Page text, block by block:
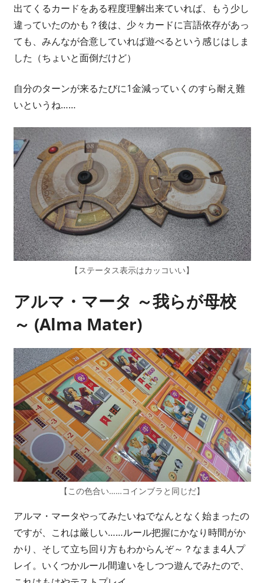
出てくるカードをある程度理解出来ていれば、もう少し
違っていたのかも？後は、少々カードに言語依存があっ
ても、みんなが合意していれば遊べるという感じはしま
した（ちょいと面倒だけど）
自分のターンが来るたびに1金減っていくのすら耐え難
いというね……
【ステータス表示はカッコいい】
アルマ・マータ ～我らが母校
～ (Alma Mater)
【この色合い……コインブラと同じだ】
アルマ・マータやってみたいねでなんとなく始まったの
ですが、これは厳しい……ルール把握にかなり時間がか
かり、そして立ち回り方もわからんぞ～？なまま4人プ
レイ。いくつかルール間違いをしつつ遊んでみたので、